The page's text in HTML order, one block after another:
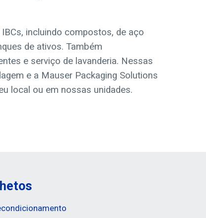
incluindo compostos, de aço
de ativos. Também
e serviço de lavanderia. Nessas
e a Mauser Packaging Solutions
local ou em nossas unidades.